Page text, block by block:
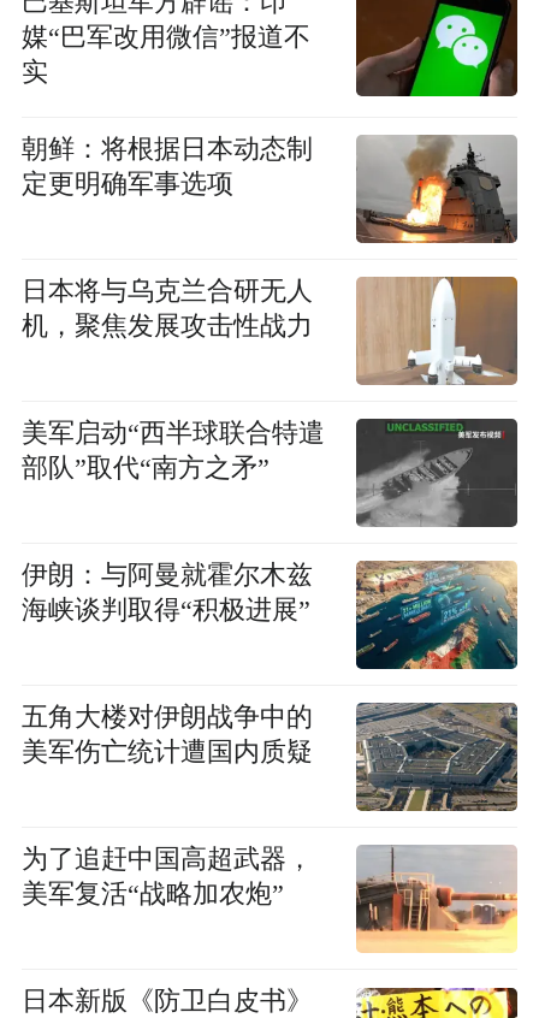
媒“巴军改用微信”报道不
实
朝鲜：将根据日本动态制
定更明确军事选项
日本将与乌克兰合研无人
机，聚焦发展攻击性战力
美军启动“西半球联合特遣
部队”取代“南方之矛”
伊朗：与阿曼就霍尔木兹
海峡谈判取得“积极进展”
五角大楼对伊朗战争中的
美军伤亡统计遭国内质疑
为了追赶中国高超武器，
美军复活“战略加农炮”
日本新版《防卫白皮书》